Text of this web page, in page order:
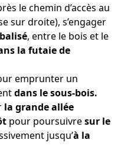
le chemin d’accès au
sur droite), s’engager
, entre le bois et le
la futaie de
emprunter un
dans le sous-bois.
la grande allée
pour poursuivresur le
jusqu’à la